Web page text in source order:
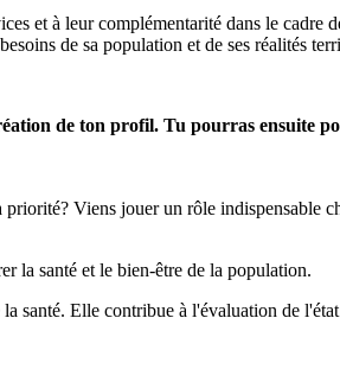
et à leur complémentarité dans le cadre
de sa population et de ses réalités
de ton profil. Tu pourras ensuite
Viens jouer un rôle indispensable
la santé et le bien-être de la population.
santé. Elle contribue à l'évaluation de l'état